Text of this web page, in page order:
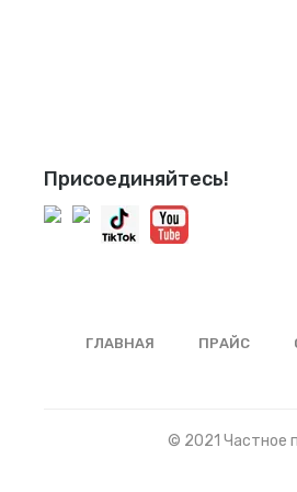
Присоединяйтесь!
ГЛАВНАЯ ПРАЙС
© 2021 Частное